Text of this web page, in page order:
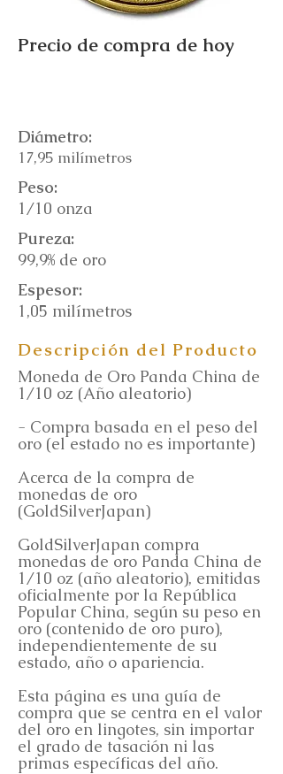
Precio de compra de hoy
Diámetro:
17,95 milímetros
Peso:
1/10 onza
Pureza:
99,9% de oro
Espesor:
1,05 milímetros
Descripción del Producto
Moneda de Oro Panda China de
1/10 oz (Año aleatorio)
- Compra basada en el peso del
oro (el estado no es importante)
Acerca de la compra de
monedas de oro
(GoldSilverJapan)
GoldSilverJapan compra
monedas de oro Panda China de
1/10 oz (año aleatorio), emitidas
oficialmente por la República
Popular China, según su peso en
oro (contenido de oro puro),
independientemente de su
estado, año o apariencia.
Esta página es una guía de
compra que se centra en el valor
del oro en lingotes, sin importar
el grado de tasación ni las
primas específicas del año.